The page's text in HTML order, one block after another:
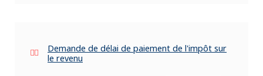
Demande de délai de paiement de l'impôt sur
le revenu